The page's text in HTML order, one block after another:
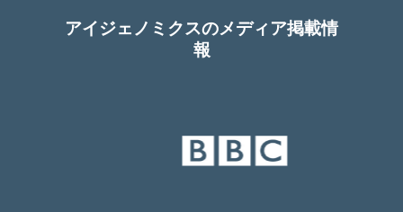
アイジェノミクスのメディア掲載情
報